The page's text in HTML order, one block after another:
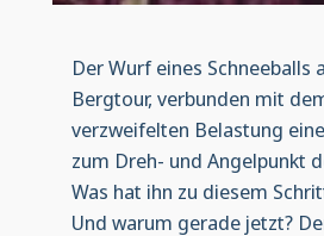
Der Wurf eines Schneeballs
Bergtour, verbunden mit
verzweifelten Belastung
zum Dreh- und Angelpunkt
Was hat ihn zu diesem
Und warum gerade jetzt?